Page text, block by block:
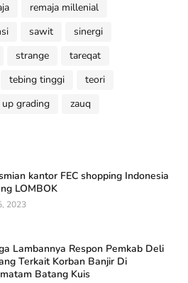
remaja millenial
sawit
sinergi
strange
tareqat
tebing tinggi
teori
up grading zauq
kantor FEC shopping Indonesia
LOMBOK
2023
Lambannya Respon Pemkab Deli
Terkait Korban Banjir Di
Batang Kuis